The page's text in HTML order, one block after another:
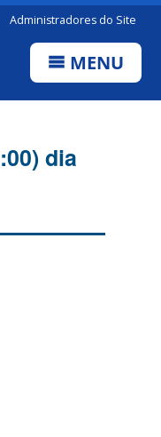
Administradores do Site
MENU
dia